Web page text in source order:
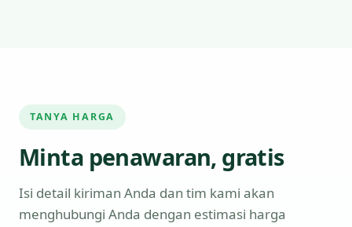
TANYA HARGA
Minta penawaran, gratis
Isi detail kiriman Anda dan tim kami akan
menghubungi Anda dengan estimasi harga